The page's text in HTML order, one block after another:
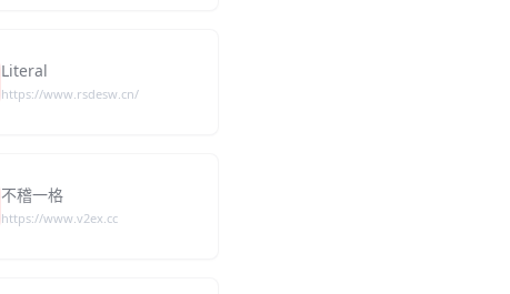
Literal
https://www.rsdesw.cn/
不稽一格
https://www.v2ex.cc